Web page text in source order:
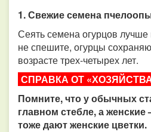
1. Свежие семена
Сеять семена огурцов
не спешите, огурцы
возрасте трех-четырех лет.
СПРАВКА ОТ
Помните, что у обычных
главном стебле, а
тоже дают женские цветки.